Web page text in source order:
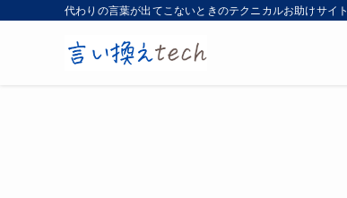
代わりの言葉が出てこないときのテクニカルお助けサイト